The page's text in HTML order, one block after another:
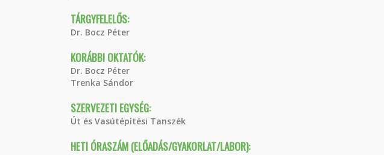
TÁRGYFELELŐS:
Dr. Bocz Péter
KORÁBBI OKTATÓK:
Dr. Bocz Péter
Trenka Sándor
SZERVEZETI EGYSÉG:
Út és Vasútépítési Tanszék
HETI ÓRASZÁM (ELŐADÁS/GYAKORLAT/LABOR):